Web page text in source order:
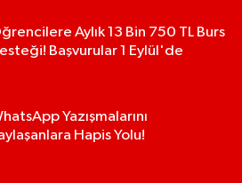
Aylık 13 Bin 750 TL Burs
Başvurular 1 Eylül'de
Yazışmalarını
Hapis Yolu!